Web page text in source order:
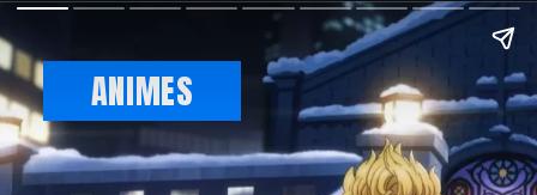
ANIMES